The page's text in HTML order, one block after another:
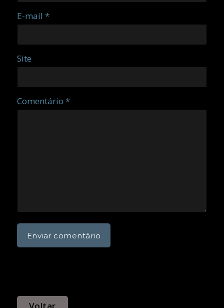
E-mail *
Site
Comentário *